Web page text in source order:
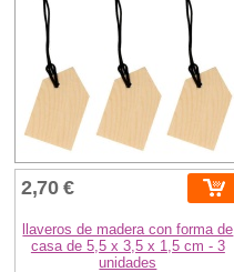
2,70 €
llaveros de madera con forma de
casa de 5,5 x 3,5 x 1,5 cm - 3
unidades